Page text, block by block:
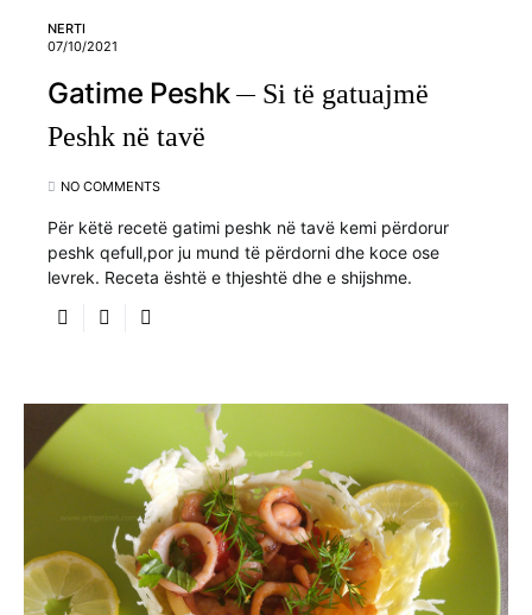
NERTI
07/10/2021
Gatime Peshk
Si të gatuajmë
Peshk në tavë
NO COMMENTS
Për këtë recetë gatimi peshk në tavë kemi përdorur
peshk qefull,por ju mund të përdorni dhe koce ose
levrek. Receta është e thjeshtë dhe e shijshme.